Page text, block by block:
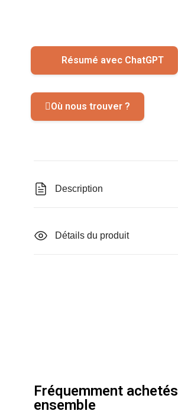
Résumé avec ChatGPT
Où nous trouver ?
Description
Détails du produit
Fréquemment achetés
ensemble